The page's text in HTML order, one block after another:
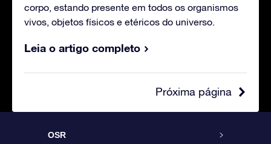
corpo, estando presente em todos os organismos
vivos, objetos físicos e etéricos do universo.
Leia o artigo completo
Próxima página
OSR